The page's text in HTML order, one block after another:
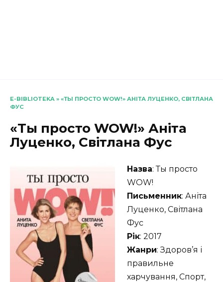
E-BIBLIOTEKA » «ТЫ ПРОСТО WOW!» АНІТА ЛУЦЕНКО, СВІТЛАНА
ФУС
«Ты просто WOW!» Аніта
Луценко, Світлана Фус
Назва: Ты просто
WOW!
Письменник: Аніта
Луценко, Світлана
Фус
Рік: 2017
Жанри: Здоров’я і
правильне
харчування, Спорт,